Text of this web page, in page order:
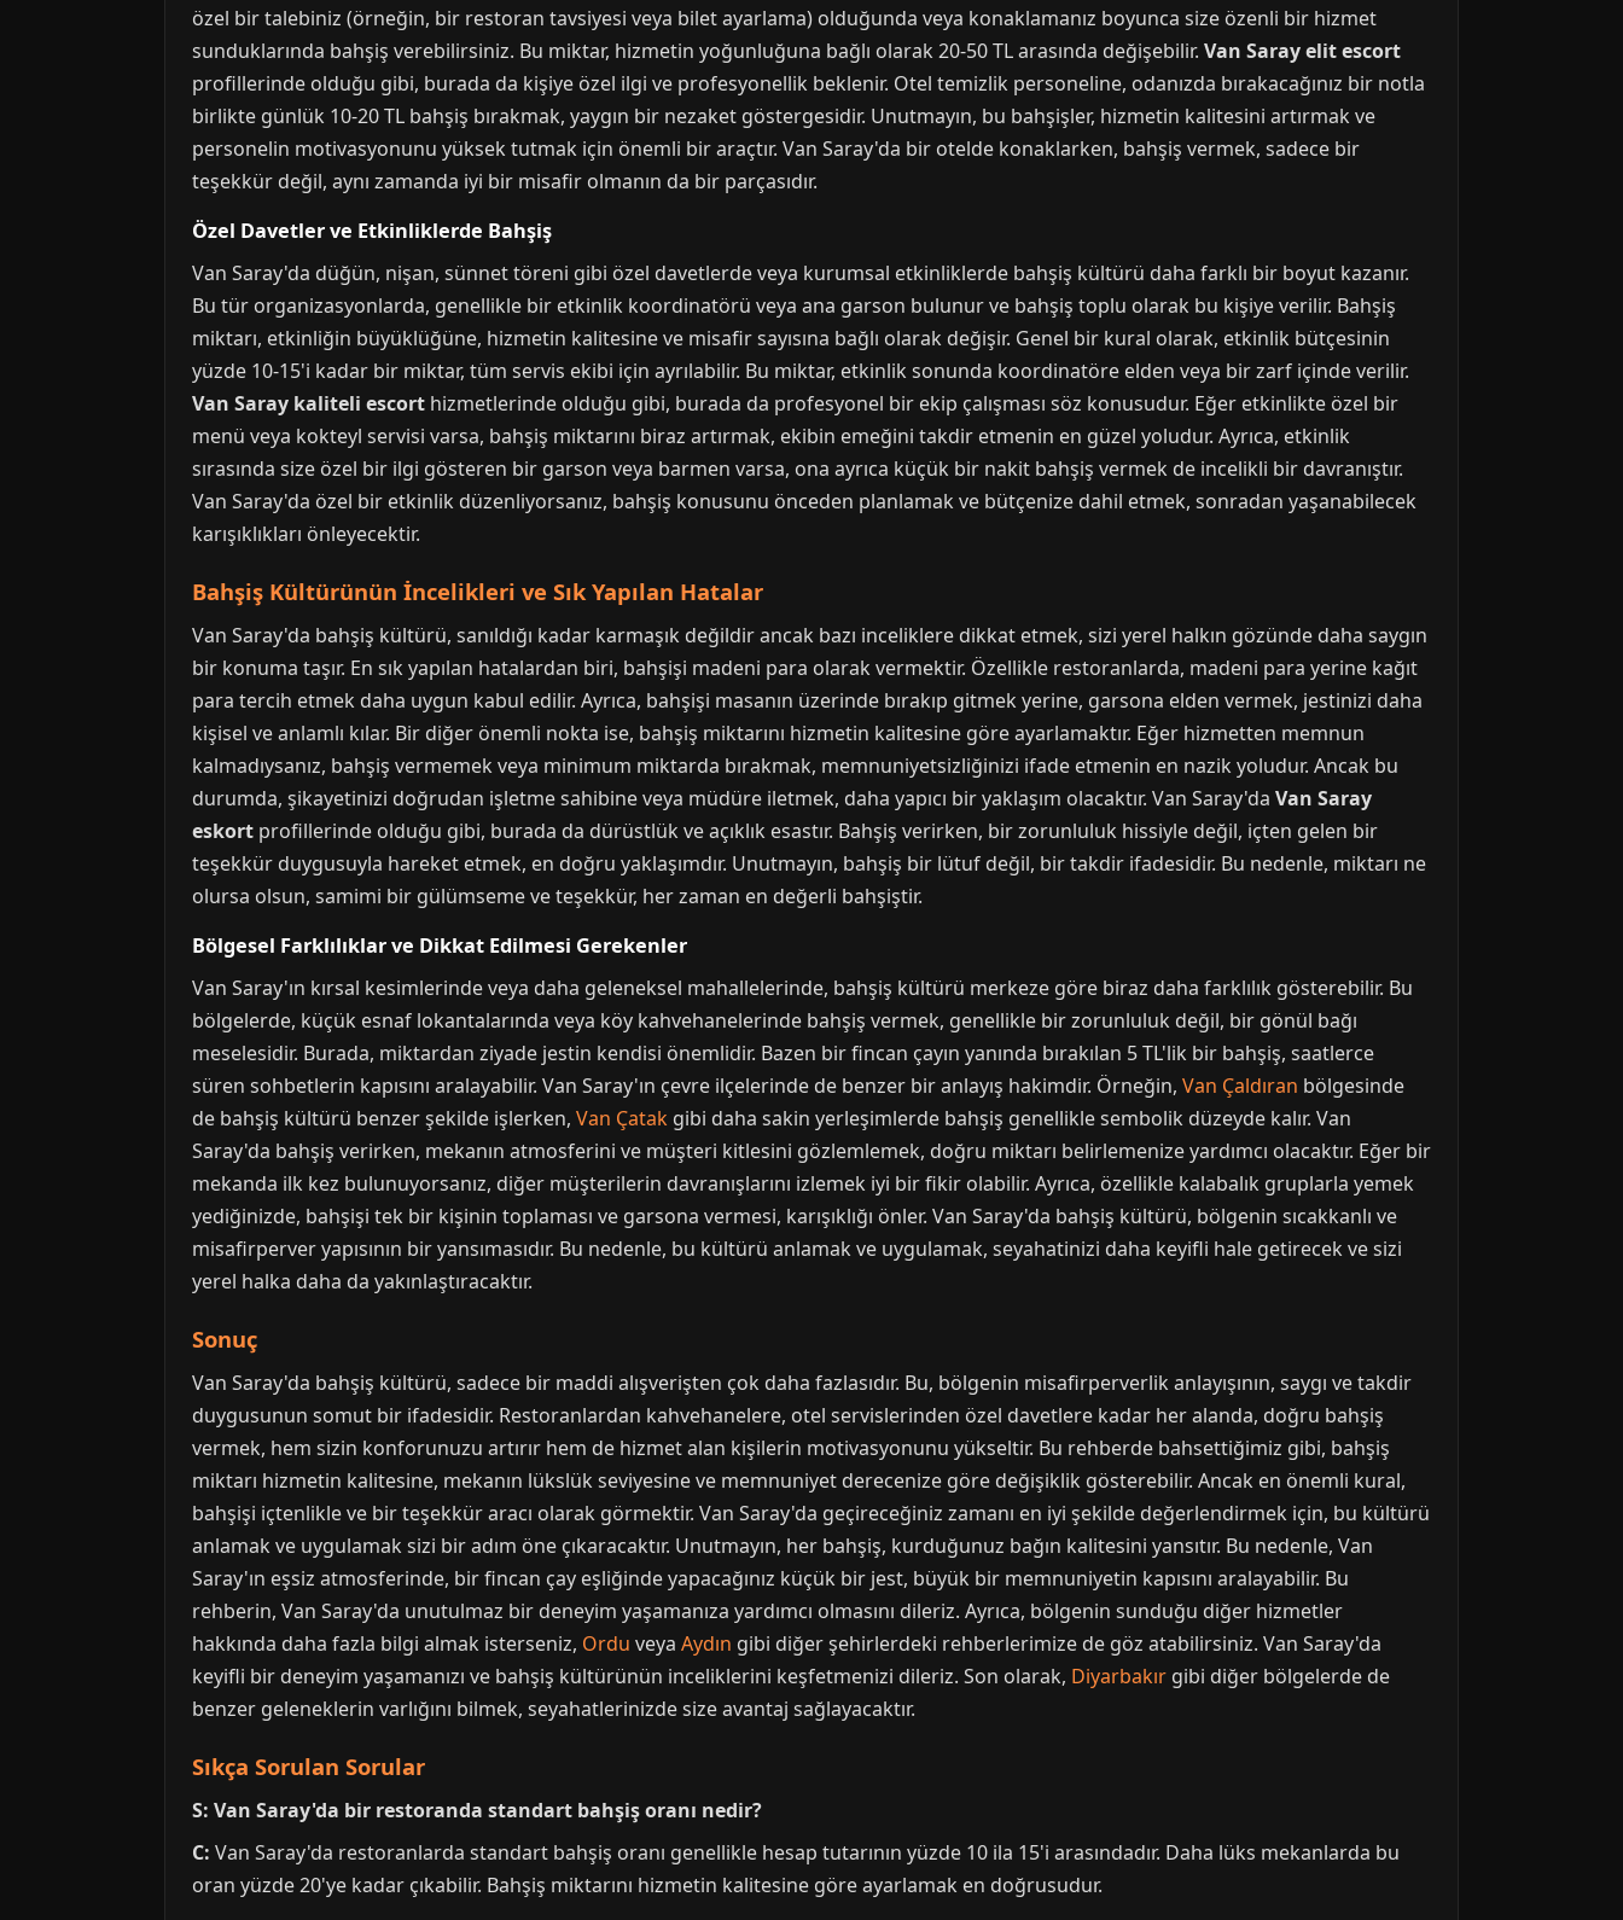
özel bir talebiniz (örneğin, bir restoran tavsiyesi veya bilet ayarlama) olduğunda veya konaklamanız boyunca size özenli bir hizmet
sunduklarında bahşiş verebilirsiniz. Bu miktar, hizmetin yoğunluğuna bağlı olarak 20-50 TL arasında değişebilir. Van Saray elit escort
profillerinde olduğu gibi, burada da kişiye özel ilgi ve profesyonellik beklenir. Otel temizlik personeline, odanızda bırakacağınız bir notla
birlikte günlük 10-20 TL bahşiş bırakmak, yaygın bir nezaket göstergesidir. Unutmayın, bu bahşişler, hizmetin kalitesini artırmak ve
personelin motivasyonunu yüksek tutmak için önemli bir araçtır. Van Saray'da bir otelde konaklarken, bahşiş vermek, sadece bir
teşekkür değil, aynı zamanda iyi bir misafir olmanın da bir parçasıdır.
Özel Davetler ve Etkinliklerde Bahşiş
Van Saray'da düğün, nişan, sünnet töreni gibi özel davetlerde veya kurumsal etkinliklerde bahşiş kültürü daha farklı bir boyut kazanır.
Bu tür organizasyonlarda, genellikle bir etkinlik koordinatörü veya ana garson bulunur ve bahşiş toplu olarak bu kişiye verilir. Bahşiş
miktarı, etkinliğin büyüklüğüne, hizmetin kalitesine ve misafir sayısına bağlı olarak değişir. Genel bir kural olarak, etkinlik bütçesinin
yüzde 10-15'i kadar bir miktar, tüm servis ekibi için ayrılabilir. Bu miktar, etkinlik sonunda koordinatöre elden veya bir zarf içinde verilir.
Van Saray kaliteli escort hizmetlerinde olduğu gibi, burada da profesyonel bir ekip çalışması söz konusudur. Eğer etkinlikte özel bir
menü veya kokteyl servisi varsa, bahşiş miktarını biraz artırmak, ekibin emeğini takdir etmenin en güzel yoludur. Ayrıca, etkinlik
sırasında size özel bir ilgi gösteren bir garson veya barmen varsa, ona ayrıca küçük bir nakit bahşiş vermek de incelikli bir davranıştır.
Van Saray'da özel bir etkinlik düzenliyorsanız, bahşiş konusunu önceden planlamak ve bütçenize dahil etmek, sonradan yaşanabilecek
karışıklıkları önleyecektir.
Bahşiş Kültürünün İncelikleri ve Sık Yapılan Hatalar
Van Saray'da bahşiş kültürü, sanıldığı kadar karmaşık değildir ancak bazı inceliklere dikkat etmek, sizi yerel halkın gözünde daha saygın
bir konuma taşır. En sık yapılan hatalardan biri, bahşişi madeni para olarak vermektir. Özellikle restoranlarda, madeni para yerine kağıt
para tercih etmek daha uygun kabul edilir. Ayrıca, bahşişi masanın üzerinde bırakıp gitmek yerine, garsona elden vermek, jestinizi daha
kişisel ve anlamlı kılar. Bir diğer önemli nokta ise, bahşiş miktarını hizmetin kalitesine göre ayarlamaktır. Eğer hizmetten memnun
kalmadıysanız, bahşiş vermemek veya minimum miktarda bırakmak, memnuniyetsizliğinizi ifade etmenin en nazik yoludur. Ancak bu
durumda, şikayetinizi doğrudan işletme sahibine veya müdüre iletmek, daha yapıcı bir yaklaşım olacaktır. Van Saray'da Van Saray
eskort profillerinde olduğu gibi, burada da dürüstlük ve açıklık esastır. Bahşiş verirken, bir zorunluluk hissiyle değil, içten gelen bir
teşekkür duygusuyla hareket etmek, en doğru yaklaşımdır. Unutmayın, bahşiş bir lütuf değil, bir takdir ifadesidir. Bu nedenle, miktarı ne
olursa olsun, samimi bir gülümseme ve teşekkür, her zaman en değerli bahşiştir.
Bölgesel Farklılıklar ve Dikkat Edilmesi Gerekenler
Van Saray'ın kırsal kesimlerinde veya daha geleneksel mahallelerinde, bahşiş kültürü merkeze göre biraz daha farklılık gösterebilir. Bu
bölgelerde, küçük esnaf lokantalarında veya köy kahvehanelerinde bahşiş vermek, genellikle bir zorunluluk değil, bir gönül bağı
meselesidir. Burada, miktardan ziyade jestin kendisi önemlidir. Bazen bir fincan çayın yanında bırakılan 5 TL'lik bir bahşiş, saatlerce
süren sohbetlerin kapısını aralayabilir. Van Saray'ın çevre ilçelerinde de benzer bir anlayış hakimdir. Örneğin, Van Çaldıran bölgesinde
de bahşiş kültürü benzer şekilde işlerken, Van Çatak gibi daha sakin yerleşimlerde bahşiş genellikle sembolik düzeyde kalır. Van
Saray'da bahşiş verirken, mekanın atmosferini ve müşteri kitlesini gözlemlemek, doğru miktarı belirlemenize yardımcı olacaktır. Eğer bir
mekanda ilk kez bulunuyorsanız, diğer müşterilerin davranışlarını izlemek iyi bir fikir olabilir. Ayrıca, özellikle kalabalık gruplarla yemek
yediğinizde, bahşişi tek bir kişinin toplaması ve garsona vermesi, karışıklığı önler. Van Saray'da bahşiş kültürü, bölgenin sıcakkanlı ve
misafirperver yapısının bir yansımasıdır. Bu nedenle, bu kültürü anlamak ve uygulamak, seyahatinizi daha keyifli hale getirecek ve sizi
yerel halka daha da yakınlaştıracaktır.
Sonuç
Van Saray'da bahşiş kültürü, sadece bir maddi alışverişten çok daha fazlasıdır. Bu, bölgenin misafirperverlik anlayışının, saygı ve takdir
duygusunun somut bir ifadesidir. Restoranlardan kahvehanelere, otel servislerinden özel davetlere kadar her alanda, doğru bahşiş
vermek, hem sizin konforunuzu artırır hem de hizmet alan kişilerin motivasyonunu yükseltir. Bu rehberde bahsettiğimiz gibi, bahşiş
miktarı hizmetin kalitesine, mekanın lükslük seviyesine ve memnuniyet derecenize göre değişiklik gösterebilir. Ancak en önemli kural,
bahşişi içtenlikle ve bir teşekkür aracı olarak görmektir. Van Saray'da geçireceğiniz zamanı en iyi şekilde değerlendirmek için, bu kültürü
anlamak ve uygulamak sizi bir adım öne çıkaracaktır. Unutmayın, her bahşiş, kurduğunuz bağın kalitesini yansıtır. Bu nedenle, Van
Saray'ın eşsiz atmosferinde, bir fincan çay eşliğinde yapacağınız küçük bir jest, büyük bir memnuniyetin kapısını aralayabilir. Bu
rehberin, Van Saray'da unutulmaz bir deneyim yaşamanıza yardımcı olmasını dileriz. Ayrıca, bölgenin sunduğu diğer hizmetler
hakkında daha fazla bilgi almak isterseniz, Ordu veya Aydın gibi diğer şehirlerdeki rehberlerimize de göz atabilirsiniz. Van Saray'da
keyifli bir deneyim yaşamanızı ve bahşiş kültürünün inceliklerini keşfetmenizi dileriz. Son olarak, Diyarbakır gibi diğer bölgelerde de
benzer geleneklerin varlığını bilmek, seyahatlerinizde size avantaj sağlayacaktır.
Sıkça Sorulan Sorular
S: Van Saray'da bir restoranda standart bahşiş oranı nedir?
C: Van Saray'da restoranlarda standart bahşiş oranı genellikle hesap tutarının yüzde 10 ila 15'i arasındadır. Daha lüks mekanlarda bu
oran yüzde 20'ye kadar çıkabilir. Bahşiş miktarını hizmetin kalitesine göre ayarlamak en doğrusudur.